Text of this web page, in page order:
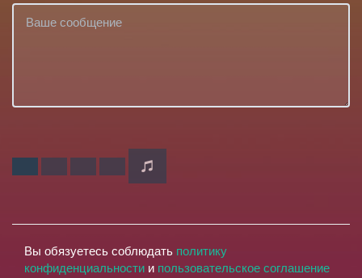
Вы обязуетесь соблюдать политику
конфиденциальности и пользовательское соглашение